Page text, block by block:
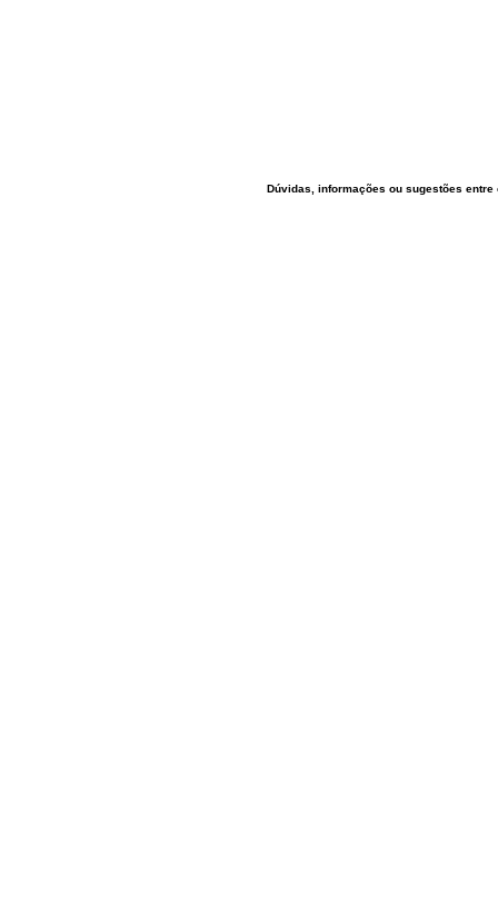
Dúvidas, informações ou sugestões